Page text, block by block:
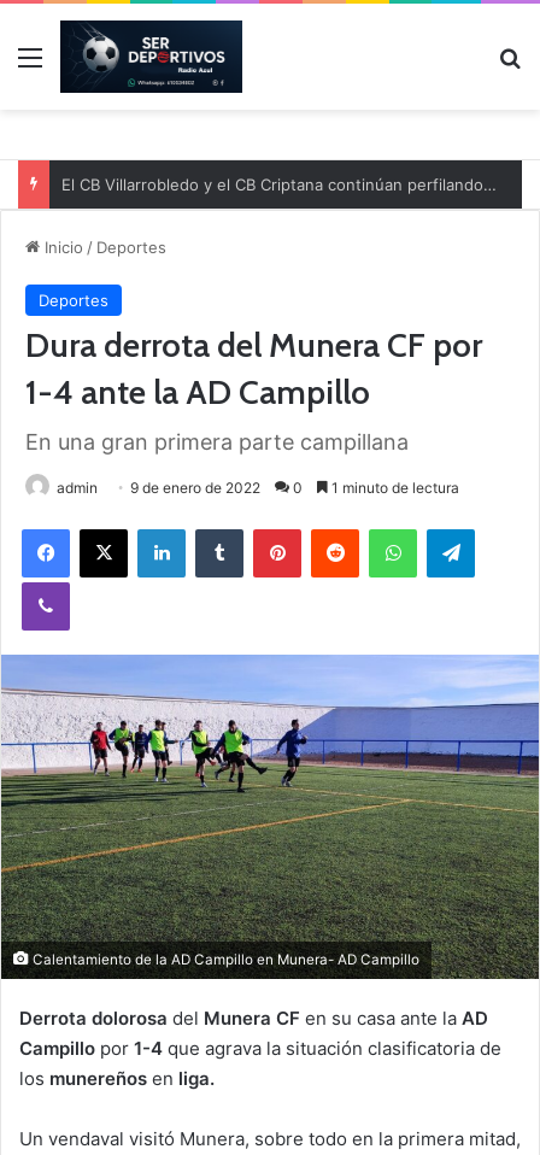
Menú
El CB Villarrobledo y el CB Criptana continúan perfilando sus plantillas
Inicio / Deportes
Deportes
Dura derrota del Munera CF por
1-4 ante la AD Campillo
En una gran primera parte campillana
admin 9 de enero de 2022 0 1 minuto de lectura
Calentamiento de la AD Campillo en Munera- AD Campillo
Derrota dolorosa del Munera CF en su casa ante la AD
Campillo por 1-4 que agrava la situación clasificatoria de
los munereños en liga.
Un vendaval visitó Munera, sobre todo en la primera mitad,